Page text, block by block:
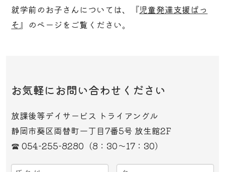
就学前のお子さんについては、『児童発達支援ぱっ
そ』のページをご覧ください。
お気軽にお問い合わせください
放課後等デイサービス トライアングル
静岡市葵区両替町一丁目7番5号 放生館2F
☎ 054-255-8280（8：30～17 ： 30）